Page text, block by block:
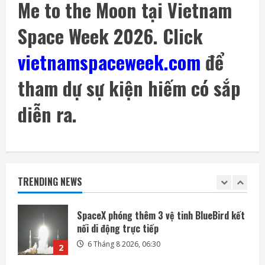
Me to the Moon tại Vietnam
Space Week 2026. Click
vietnamspaceweek.com để
tham dự sự kiện hiếm có sắp
diễn ra.
TRENDING NEWS
5
ASML – Nhà kiến trúc đứng sau cỗ máy
đắt nhất ngành bán dẫn
5 Tháng 8 2026, 19:03
1
Honda quay lại lĩnh vực robot với bàn tay
robot siêu khéo léo
2
SpaceX phóng thêm 3 vệ tinh BlueBird kết
3
Ngành không gian đã sẵn sàng để cho AI
điều khiển các vệ tinh chưa?
6 Tháng 8 2026, 06:20